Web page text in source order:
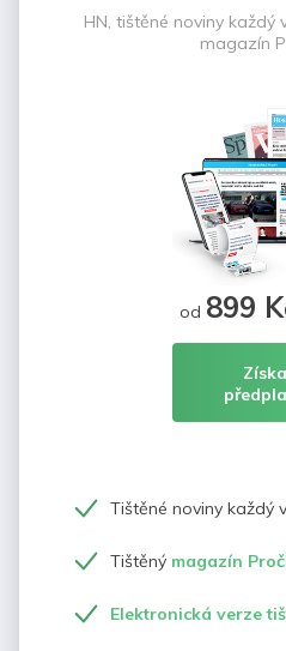
HN, tištěné noviny každý
magazín
od 899
Tištěné noviny každý
Tištěný magazín
Elektronická verze